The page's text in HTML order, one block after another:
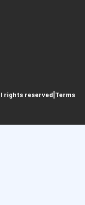
reservedㅤ|ㅤ Terms